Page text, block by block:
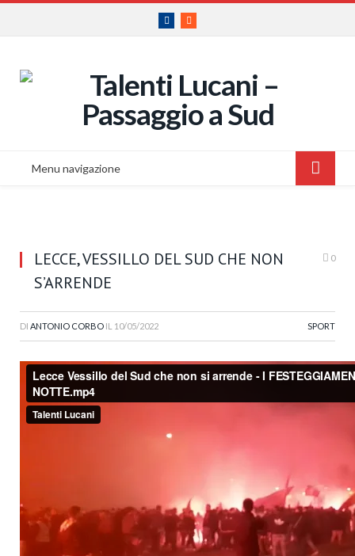
Facebook
RSS
Menu navigazione
LECCE, VESSILLO DEL SUD CHE NON
S’ARRENDE
0
DI ANTONIO CORBO IL 10/05/2022 SPORT